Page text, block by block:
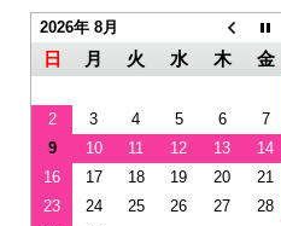
2026年 8月
日 月 火 水 木 金
2
3 4 5 6 7
9
10 11 12 13 14
16
17 18 19 20 21
23
24 25 26 27 28